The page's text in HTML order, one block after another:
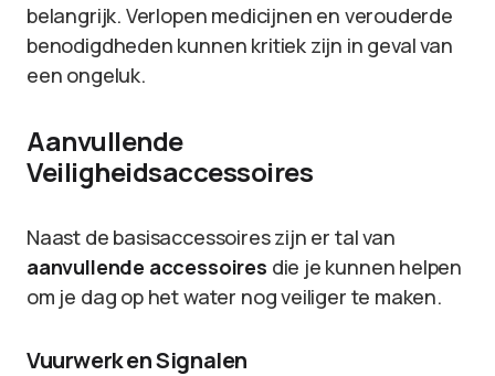
belangrijk. Verlopen medicijnen en verouderde
benodigdheden kunnen kritiek zijn in geval van
een ongeluk.
Aanvullende
Veiligheidsaccessoires
Naast de basisaccessoires zijn er tal van
aanvullende accessoires die je kunnen helpen
om je dag op het water nog veiliger te maken.
Vuurwerk en Signalen